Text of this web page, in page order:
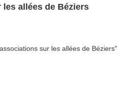
allées de Béziers